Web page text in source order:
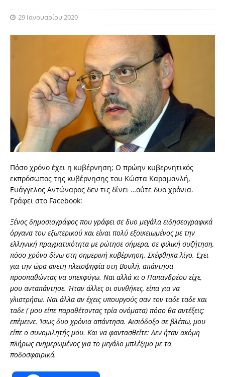
29 Ιανουαρίου 2020
Πόσο χρόνο έχει η κυβέρνηση; O πρώην κυβερνητικός
εκπρόσωπος της κυβέρνησης του Κώστα Καραμανλή,
Ευάγγελος Αντώναρος δεν τις δίνει …ούτε δυο χρόνια.
Γράφει στο Facebook:
Ξένος δημοσιογράφος που γράφει σε δυο μεγάλα ειδησεογραφικά
όργανα του εξωτερικού και είναι πολύ εξοικειωμένος με την
ελληνική πραγματικότητα με ρώτησε σήμερα, σε φιλική συζήτηση,
πόσο χρόνο δίνω στη σημερινή κυβέρνηση. Σκέφθηκα λίγο. Εχει
για την ώρα ανετη πλειοψηφία στη Βουλή, απάντησα
προσπαθώντας να υπεκφύγω. Ναι αλλά κι ο Παπανδρέου είχε,
μου ανταπάντησε. Ήταν άλλες οι συνθήκες, είπα για να
γλιστρήσω. Ναι άλλα αν έχεις υπουργούς σαν τον ταδε ταδε και
ταδε ( μου είπε παραθέτοντας τρία ονόματα) πόσο θα αντέξεις;
επέμεινε. Ίσως δυο χρόνια απάντησα. Αισιόδοξο σε βλέπω, μου
είπε ο συνομιλητής μου. Και να φαντασθείτε: Δεν ήταν ακόμη
πλήρως ενημερωμένος για το μεγάλο μπλέξιμο με τα
ποδοσφαιρικά.